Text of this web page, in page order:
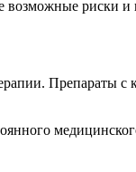
возможные риски и
Препараты